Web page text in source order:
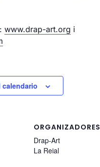
www.drap-art.org i
calendario
ORGANIZADORES
Drap-Art
La Reial